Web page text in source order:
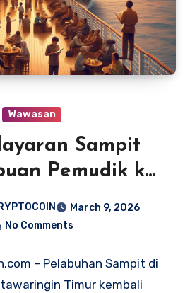
Wawasan
Sampit
Pemudik ke
March 9, 2026
No Comments
– Pelabuhan Sampit di
Timur kembali